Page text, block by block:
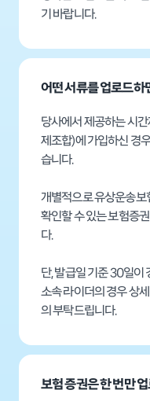
기 바랍니다.
어떤 서류를 업로드하
당사에서 제공하는 시
제조합)에 가입하신 경
습니다.
개별적으로 유상운송보
확인할 수 있는 보험증
다.
단, 발급일 기준 30일이
소속 라이더의 경우 상
의 부탁드립니다. ​
보험 증권은 한 번만